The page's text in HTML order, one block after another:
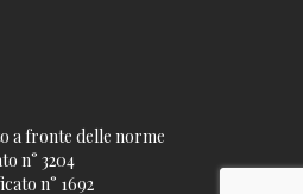
a fronte delle norme
n° 3204
n° 1692